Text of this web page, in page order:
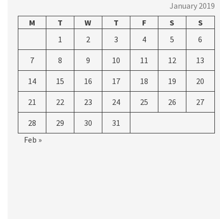
January 2019
M
T W T F S
S
1
2 3 4 5 6
7 8 9 10 11 12 13
14 15 16 17 18 19 20
21 22 23 24 25 26 27
28 29 30
31
Feb »